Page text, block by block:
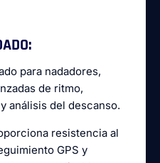
para nadadores,
de ritmo,
análisis del descanso.
resistencia al
GPS y